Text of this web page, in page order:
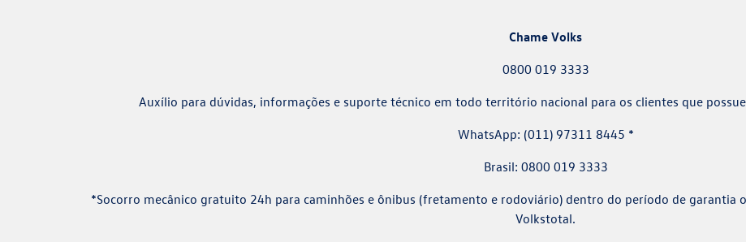
Chame Volks
0800 019 3333
Auxílio para dúvidas, informações e suporte técnico em todo território nacional para os clientes que
WhatsApp: (011) 97311 8445 *
Brasil: 0800 019 3333
*Socorro mecânico gratuito 24h para caminhões e ônibus (fretamento e rodoviário) dentro do período de garantia
Volkstotal.